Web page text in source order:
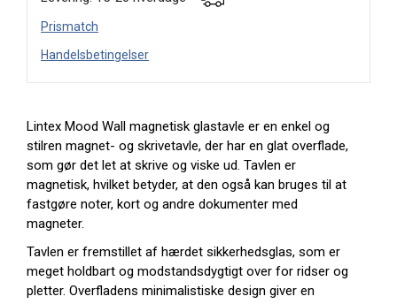
Prismatch
Handelsbetingelser
Lintex Mood Wall magnetisk glastavle er en enkel og
stilren magnet- og skrivetavle, der har en glat overflade,
som gør det let at skrive og viske ud. Tavlen er
magnetisk, hvilket betyder, at den også kan bruges til at
fastgøre noter, kort og andre dokumenter med
magneter.
Tavlen er fremstillet af hærdet sikkerhedsglas, som er
meget holdbart og modstandsdygtigt over for ridser og
pletter. Overfladens minimalistiske design giver en